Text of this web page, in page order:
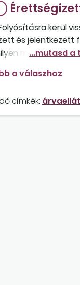
kerül
és jelentkezett
módon
a válaszhoz
címkék: